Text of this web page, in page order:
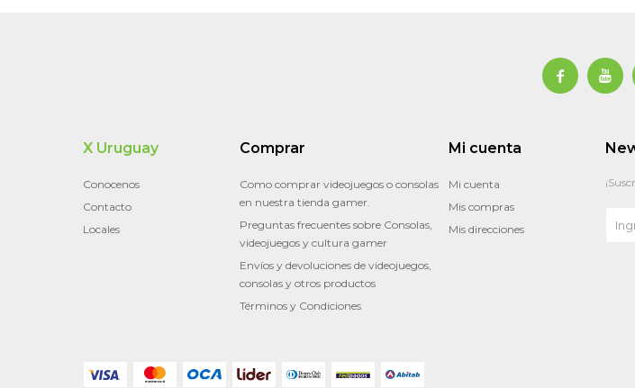
 
X Uruguay
Conocenos
Contacto
Locales
Comprar
Como comprar videojuegos o consolas
en nuestra tienda gamer.
Preguntas frecuentes sobre Consolas,
videojuegos y cultura gamer
Envíos y devoluciones de videojuegos,
consolas y otros productos
Términos y Condiciones
Mi cuenta
Mi cuenta
Mis compras
Mis direcciones